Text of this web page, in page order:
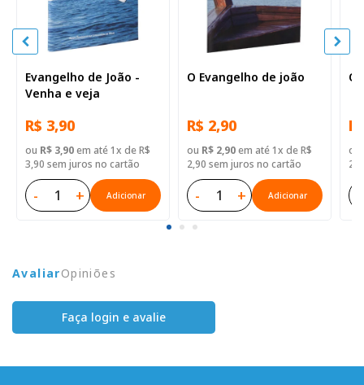
Evangelho de João -
Venha e veja
R$ 3,90
ou R$ 3,90em até 1x de R$
3,90 sem juros no cartão
- + Adicionar
O Evangelho de joão
R$ 2,90
ou R$ 2,90em até 1x de R$
2,90 sem juros no cartão
- + Adicionar
O
ou
AvaliarOpiniões
Faça login e avalie